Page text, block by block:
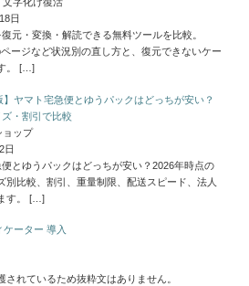
文字化け復活
日
元・変換・解読できる無料ツールを比較。
ージなど状況別の直し方と、復元できないケー
[…]
】ヤマト宅急便とゆうパックはどっちが安い？
・割引で比較
ョップ
日
とゆうパックはどっちが安い？2026年時点の
比較、割引、重量制限、配送スピード、法人
。
[…]
ーター 導入
されているため抜粋文はありません。